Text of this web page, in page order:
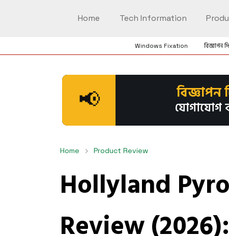
Home Tech Information
Windows Fixation বিজ্ঞাপন
📢 বিজ্ঞাপন
Home Product Review
Hollyland
Review